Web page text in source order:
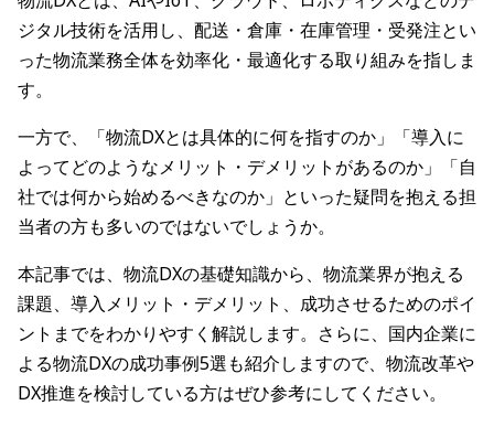
ジタル技術を活用し、配送・倉庫・在庫管理・受発注とい
った物流業務全体を効率化・最適化する取り組みを指しま
す。
一方で、「物流DXとは具体的に何を指すのか」「導入に
よってどのようなメリット・デメリットがあるのか」「自
社では何から始めるべきなのか」といった疑問を抱える担
当者の方も多いのではないでしょうか。
本記事では、物流DXの基礎知識から、物流業界が抱える
課題、導入メリット・デメリット、成功させるためのポイ
ントまでをわかりやすく解説します。さらに、国内企業に
よる物流DXの成功事例5選も紹介しますので、物流改革や
DX推進を検討している方はぜひ参考にしてください。